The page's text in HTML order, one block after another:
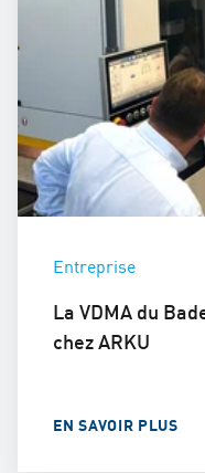
Entreprise
La VDMA du
chez ARKU
EN SAVOIR PLUS